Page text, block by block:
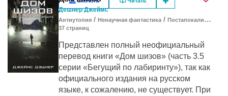
Дешнер Джеймс
Антиутопия / Ненаучная фантастика / Постапокалипсис
37 cтраниц
Представлен полный неофициальный
перевод книги «Дом шизов» (часть 3.5
серии «Бегущий по лабиринту»), так как
официального издания на русском
языке, к сожалению, не существует. При